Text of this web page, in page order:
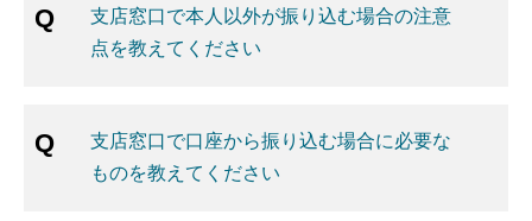
支店窓口で本人以外が振り込む場合の注意
点を教えてください
支店窓口で口座から振り込む場合に必要な
ものを教えてください